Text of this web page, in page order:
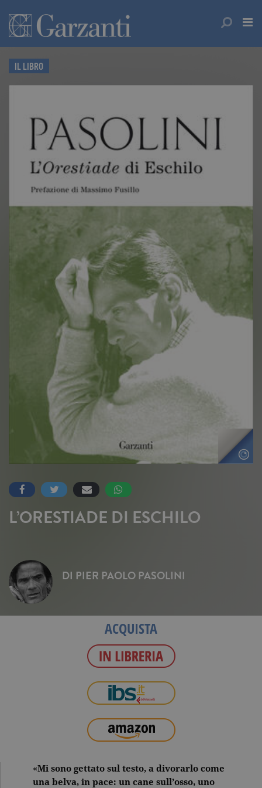
IL LIBRO
L’ORESTIADE DI ESCHILO
DI PIER PAOLO PASOLINI
ACQUISTA
«Mi sono gettato sul testo, a divorarlo come
una belva, in pace: un cane sull’osso, uno